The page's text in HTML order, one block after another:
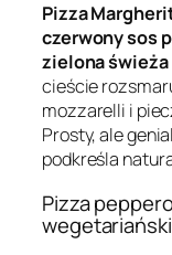
Pizza
czerwony sos
zielona
cieście
mozzarelli i
Prosty, ale
podkreśla
Pizza